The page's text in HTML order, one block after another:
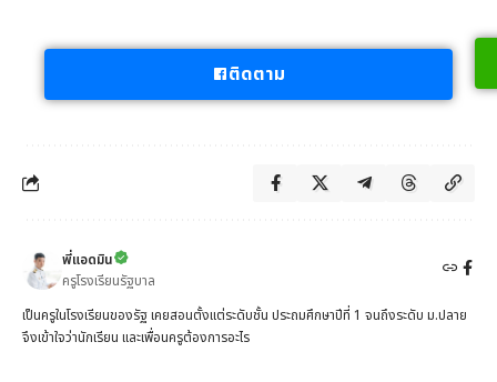
ติดตาม
พี่แอดมิน
ครูโรงเรียนรัฐบาล
เป็นครูในโรงเรียนของรัฐ เคยสอนตั้งแต่ระดับชั้น ประถมศึกษาปีที่ 1 จนถึงระดับ ม.ปลาย
จึงเข้าใจว่านักเรียน และเพื่อนครูต้องการอะไร